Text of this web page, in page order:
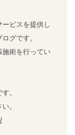
ビスを提供し
グです。
術を行ってい
。
。